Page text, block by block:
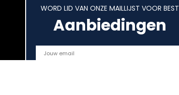
WORD LID VAN ONZE MAILLIJST VOOR BEST
Aanbiedingen